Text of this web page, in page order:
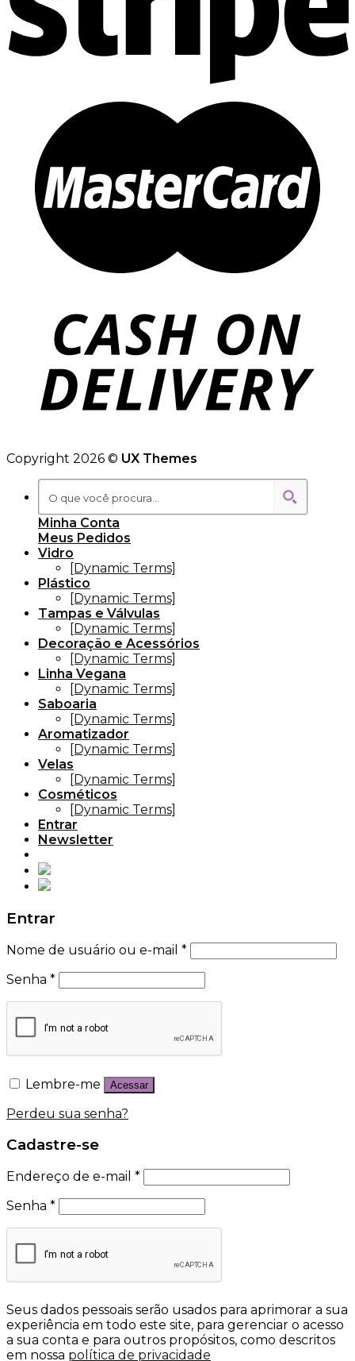
Copyright 2026 © UX Themes
Minha Conta
Meus Pedidos
Vidro
[Dynamic Terms]
Plástico
[Dynamic Terms]
Tampas e Válvulas
[Dynamic Terms]
Decoração e Acessórios
[Dynamic Terms]
Linha Vegana
[Dynamic Terms]
Saboaria
[Dynamic Terms]
Aromatizador
[Dynamic Terms]
Velas
[Dynamic Terms]
Cosméticos
[Dynamic Terms]
Entrar
Newsletter
Entrar
Nome de usuário ou e-mail *
Senha *
Lembre-me Acessar
Perdeu sua senha?
Cadastre-se
Endereço de e-mail *
Senha *
Seus dados pessoais serão usados para aprimorar a sua
experiência em todo este site, para gerenciar o acesso
a sua conta e para outros propósitos, como descritos
em nossa política de privacidade